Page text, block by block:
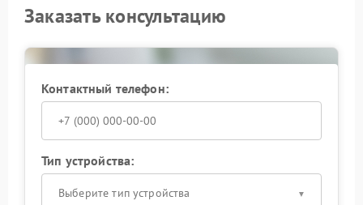
Заказать консультацию
Контактный телефон:
Тип устройства:
Выберите тип устройства